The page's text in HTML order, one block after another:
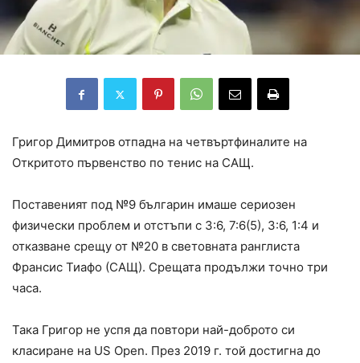
Григор Димитров отпадна на четвъртфиналите на
Откритото първенство по тенис на САЩ.
Поставеният под №9 българин имаше сериозен
физически проблем и отстъпи с 3:6, 7:6(5), 3:6, 1:4 и
отказване срещу от №20 в световната ранглиста
Франсис Тиафо (САЩ). Срещата продължи точно три
часа.
Така Григор не успя да повтори най-доброто си
класиране на US Open. През 2019 г. той достигна до